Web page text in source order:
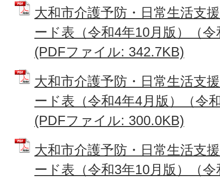
大和市介護予防・日常生活支
ード表（令和4年10月版）（
(PDFファイル: 342.7KB)
大和市介護予防・日常生活支
ード表（令和4年4月版）（令
(PDFファイル: 300.0KB)
大和市介護予防・日常生活支
ード表（令和3年10月版）（